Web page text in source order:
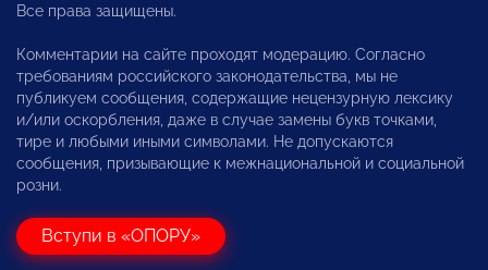
Все права защищены.
Комментарии на сайте проходят модерацию. Согласно
требованиям российского законодательства, мы не
публикуем сообщения, содержащие нецензурную лексику
и/или оскорбления, даже в случае замены букв точками,
тире и любыми иными символами. Не допускаются
сообщения, призывающие к межнациональной и социальной
розни.
Вступи в «ОПОРУ»